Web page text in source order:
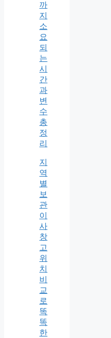
까
지
소
요
되
는
시
간
과
변
수
총
정
리
지
역
별
보
관
이
사
창
고
위
치
비
교
로
똑
똑
한